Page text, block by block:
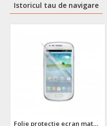
Istoricul tau de navigare
Folie protectie ecran mata Samsung i8190 Galaxy S3 mini